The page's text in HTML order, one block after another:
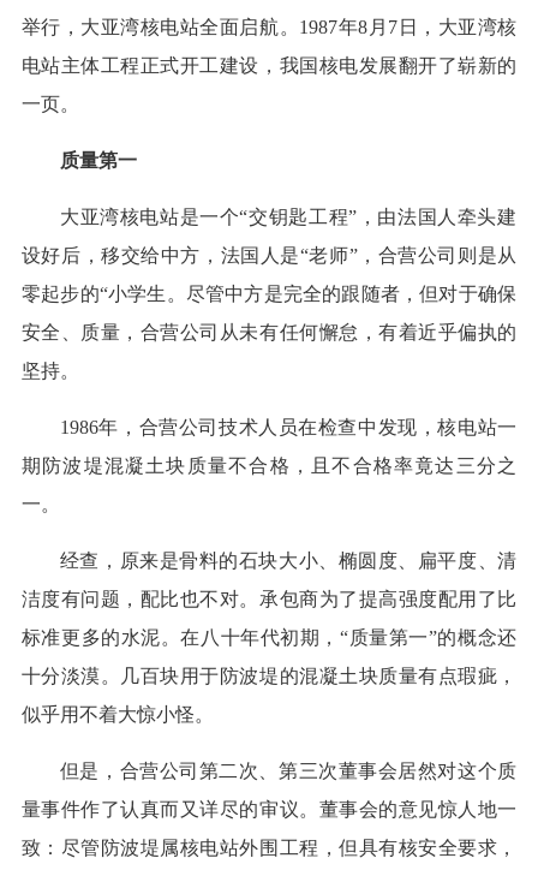
举行，大亚湾核电站全面启航。1987年8月7日，大亚湾核
电站主体工程正式开工建设，我国核电发展翻开了崭新的
一页。
质量第一
大亚湾核电站是一个“交钥匙工程”，由法国人牵头建
设好后，移交给中方，法国人是“老师”，合营公司则是从
零起步的“小学生。尽管中方是完全的跟随者，但对于确保
安全、质量，合营公司从未有任何懈怠，有着近乎偏执的
坚持。
1986年，合营公司技术人员在检查中发现，核电站一
期防波堤混凝土块质量不合格，且不合格率竟达三分之
一。
经查，原来是骨料的石块大小、椭圆度、扁平度、清
洁度有问题，配比也不对。承包商为了提高强度配用了比
标准更多的水泥。在八十年代初期，“质量第一”的概念还
十分淡漠。几百块用于防波堤的混凝土块质量有点瑕疵，
似乎用不着大惊小怪。
但是，合营公司第二次、第三次董事会居然对这个质
量事件作了认真而又详尽的审议。董事会的意见惊人地一
致：尽管防波堤属核电站外围工程，但具有核安全要求，